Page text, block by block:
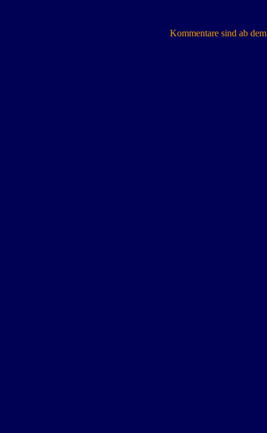
Kommentare sind ab